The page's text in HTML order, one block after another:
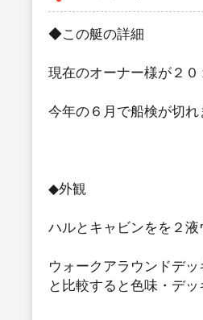
◆この艇の詳細
現在のオーナー様が２０
今年の６月で船検が切れ
◆外観
ハルとキャビンをを２
ウォークアラウンドデ
と比較すると色味・デ